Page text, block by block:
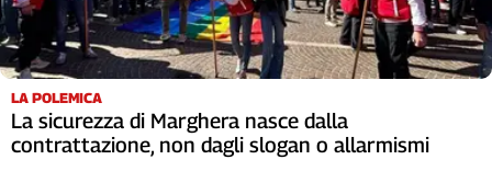
LA POLEMICA
La sicurezza di Marghera nasce dalla
contrattazione, non dagli slogan o allarmismi